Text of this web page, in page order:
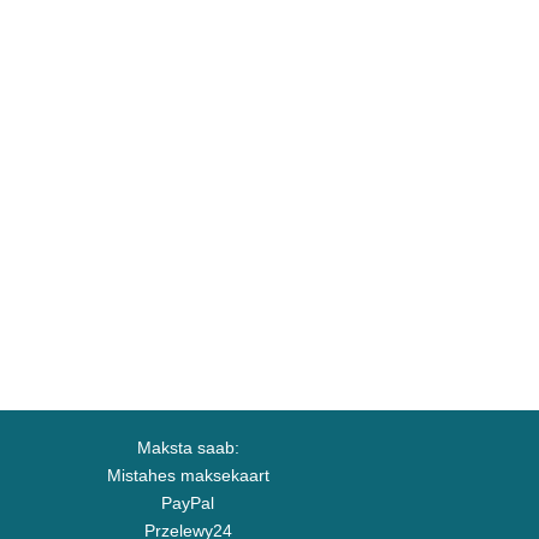
Maksta saab:
Mistahes maksekaart
PayPal
Przelewy24